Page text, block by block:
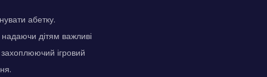
абетку.
дітям важливі
захоплюючий ігровий